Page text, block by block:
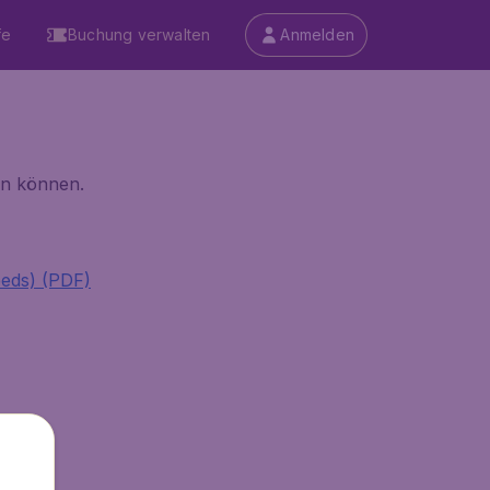
Buchung verwalten Anmelden
können.
(PDF)